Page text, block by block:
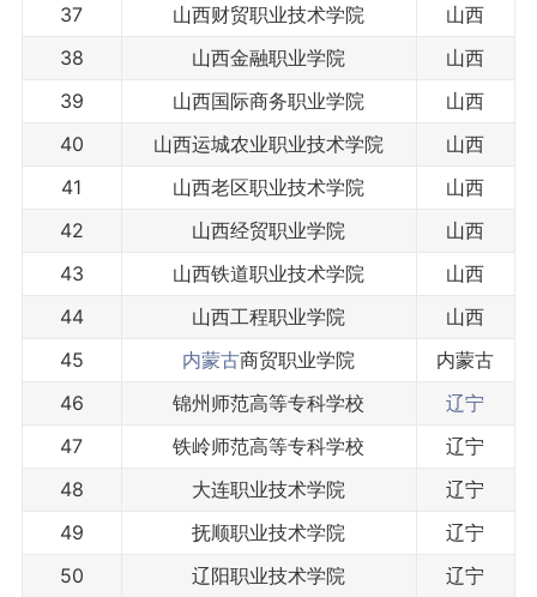
37
山西财贸职业技术学院
山西
38
山西金融职业学院
山西
39
山西国际商务职业学院
山西
40
山西运城农业职业技术学院
山西
41
山西老区职业技术学院
山西
42
山西经贸职业学院
山西
43
山西铁道职业技术学院
山西
44
山西工程职业学院
山西
45
内蒙古商贸职业学院
内蒙古
46
锦州师范高等专科学校
辽宁
47
铁岭师范高等专科学校
辽宁
48
大连职业技术学院
辽宁
49
抚顺职业技术学院
辽宁
50
辽阳职业技术学院
辽宁